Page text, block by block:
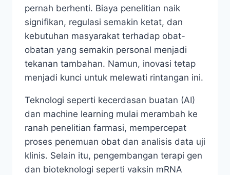
pernah berhenti. Biaya penelitian naik
signifikan, regulasi semakin ketat, dan
kebutuhan masyarakat terhadap obat-
obatan yang semakin personal menjadi
tekanan tambahan. Namun, inovasi tetap
menjadi kunci untuk melewati rintangan ini.
Teknologi seperti kecerdasan buatan (AI)
dan machine learning mulai merambah ke
ranah penelitian farmasi, mempercepat
proses penemuan obat dan analisis data uji
klinis. Selain itu, pengembangan terapi gen
dan bioteknologi seperti vaksin mRNA